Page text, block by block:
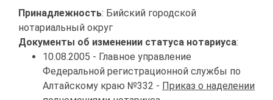
Принадлежность: Бийский городской
нотариальный округ
Документы об изменении статуса нотариуса:
10.08.2005 - Главное управление
Федеральной регистрационной службы по
Алтайскому краю №332 - Приказ о наделении